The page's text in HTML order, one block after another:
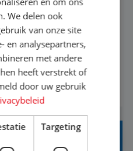
of
je klaar voor de
reis je de hele
in op de
en wat er in de
enthousiasme weet je
die droomreis te
We delen ook
van onze site
en analysepartners,
met andere
heeft verstrekt of
door uw gebruik
Targeting